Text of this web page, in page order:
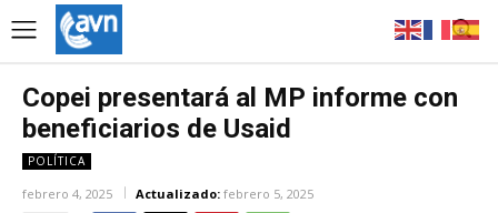
Copei presentará al MP informe con
beneficiarios de Usaid
POLÍTICA
febrero 4, 2025 Actualizado: febrero 5, 2025